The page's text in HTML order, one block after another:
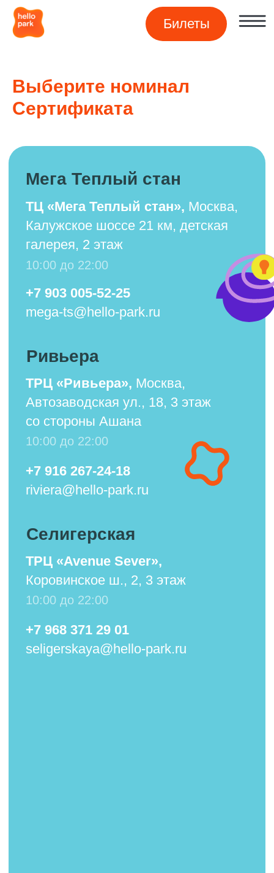
Дешевле, чем в парке
Билеты
Выберите номинал
Сертификата
Ривьера
ТЦ «Мега Теплый стан»,Москва,
галерея, 2 этаж
ТРЦ «Ривьера»,
Автозаводская ул., 18, 3 этаж
со стороны Ашана
+7 903 005-52-25
mega-ts@hello-park.ru
riviera@hello-park.ru
10:00 до 22:00
Селигерская
ТРЦ «Avenue Sever»,
Коровинское ш., 2, 3 этаж
+7 968 371 29 01
10:00 до 22:00